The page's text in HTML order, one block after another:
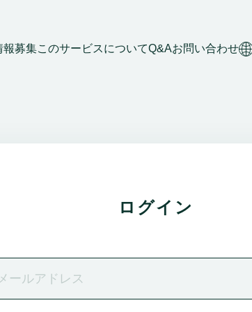
報募集このサービスについてQ&Aお問い合わせ
ログイン